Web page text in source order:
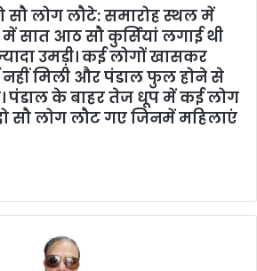
सौ लोग लौटे: समारोह स्थल में
सात आठ सौ कुर्सियां लगाई थी
उमड़ी। कई लोगों खासकर
मिली और पंडाल फुल होने से
पंडाल के बाहर तेज धूप में कई लोग
सौ लोग लौट गए जिनमें महिलाएं